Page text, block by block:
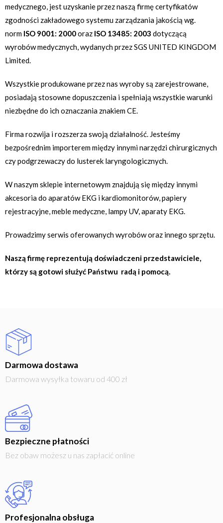
medycznego, jest uzyskanie przez naszą firmę certyfikatów
zgodności zakładowego systemu zarządzania jakością wg.
norm ISO 9001: 2000oraz ISO 13485: 2003 dotyczącą
wyrobów medycznych, wydanych przez SGS UNITED KINGDOM
Limited.
Wszystkie produkowane przez nas wyroby są zarejestrowane,
posiadają stosowne dopuszczenia i spełniają wszystkie warunki
niezbędne do ich oznaczania znakiem CE.
Firma rozwija i rozszerza swoją działalność. Jesteśmy
bezpośrednim importerem między innymi narzędzi chirurgicznych
czy podgrzewaczy do lusterek laryngologicznych.
W naszym sklepie internetowym znajdują się między innymi
akcesoria do aparatów EKG i kardiomonitorów, papiery
rejestracyjne, meble medyczne, lampy UV, aparaty EKG.
Prowadzimy serwis oferowanych wyrobów oraz innego sprzętu.
Naszą firmę reprezentują doświadczeni przedstawiciele,
którzy są gotowi służyć Państwu radą i pomocą.
Darmowa dostawa
Darmowa wysyłka towaru od 400 zł
Bezpieczne płatności
Bez obaw możesz u nas zapłacić online
Profesjonalna obsługa